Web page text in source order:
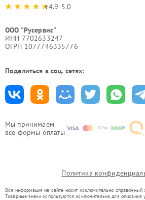
Мы принимаем
все формы оплаты
4.9-5.0
ООО "Русервис"
ИНН 7702633247
ОГРН 1077746335776
Поделиться в соц. сетях:
Политика
Вся информация на сайте носит исключительно справочный
Товарные знаки используются исключительно для описания